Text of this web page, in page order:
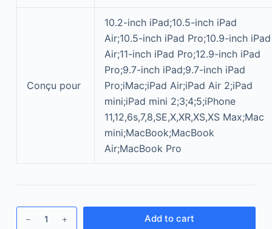
Conçu pour
10.2-inch iPad;10.5-inch iPad
Air;10.5-inch iPad Pro;10.9-inch iPad
Air;11-inch iPad Pro;12.9-inch iPad
Pro;9.7-inch iPad;9.7-inch iPad
Pro;iMac;iPad Air;iPad Air 2;iPad
mini;iPad mini 2;3;4;5;iPhone
11,12,6s,7,8,SE,X,XR,XS,XS Max;Mac
mini;MacBook;MacBook
Air;MacBook Pro
Add to cart